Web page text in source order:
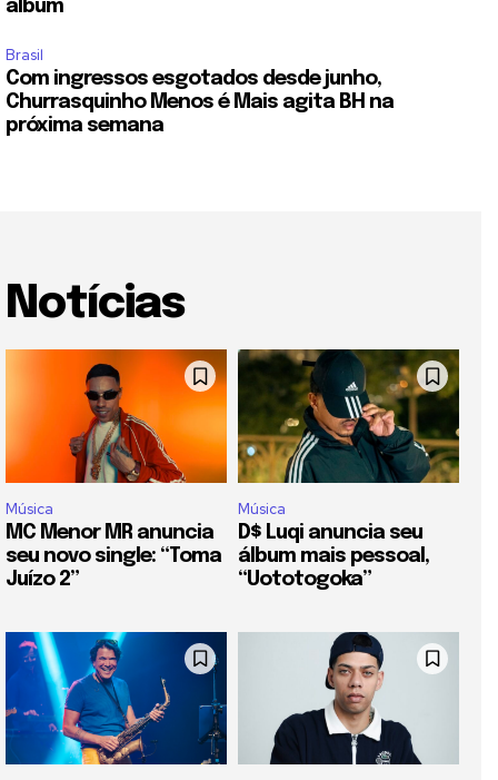
álbum
Brasil
Com ingressos esgotados desde junho,
Churrasquinho Menos é Mais agita BH na
próxima semana
Notícias
Música
MC Menor MR anuncia
seu novo single: “Toma
Juízo 2”
Música
D$ Luqi anuncia seu
álbum mais pessoal,
“Uototogoka”